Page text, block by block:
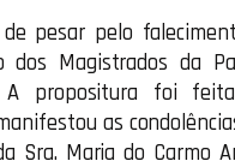
pesar pelo
dos Magistrados da
A propositura foi
as
Maria do Carmo